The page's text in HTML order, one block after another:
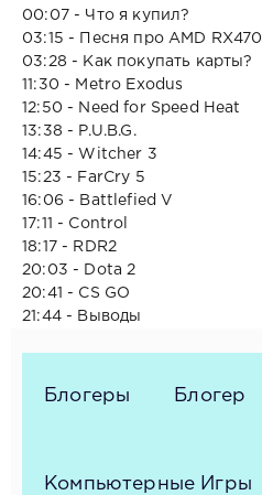
00:07 - Что я купил?
03:15 - Песня про AMD RX470
03:28 - Как покупать карты?
11:30 - Metro Exodus
12:50 - Need for Speed Heat
13:38 - P.U.B.G.
14:45 - Witcher 3
15:23 - FarCry 5
16:06 - Battlefied V
17:11 - Control
18:17 - RDR2
20:03 - Dota 2
20:41 - CS GO
21:44 - Выводы
Блогеры Блогер
Компьютерные Игры